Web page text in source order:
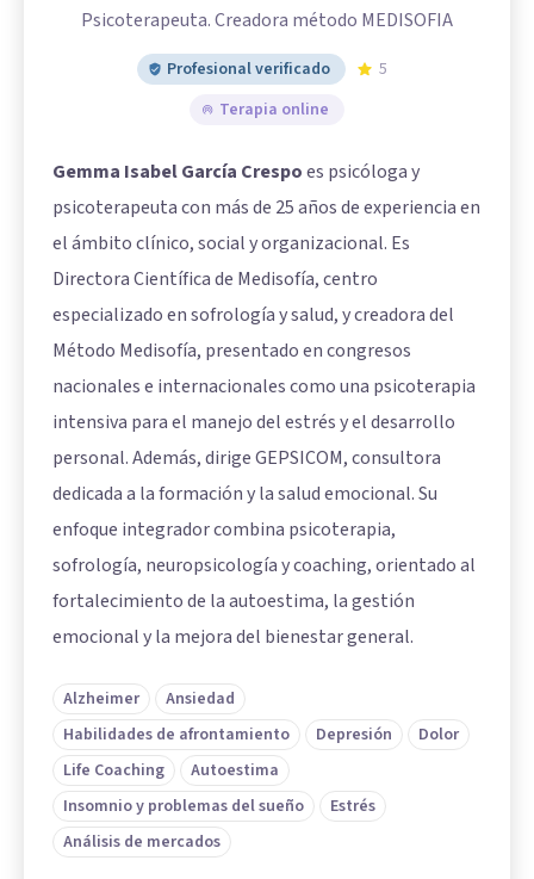
Psicoterapeuta. Creadora método MEDISOFIA
Profesional verificado
5
Terapia online
Gemma Isabel García Crespoes psicóloga y
psicoterapeuta con más de 25 años de experiencia en
el ámbito clínico, social y organizacional. Es
Directora Científica de Medisofía, centro
especializado en sofrología y salud, y creadora del
Método Medisofía, presentado en congresos
nacionales e internacionales como una psicoterapia
intensiva para el manejo del estrés y el desarrollo
personal. Además, dirige GEPSICOM, consultora
dedicada a la formación y la salud emocional. Su
enfoque integrador combina psicoterapia,
sofrología, neuropsicología y coaching, orientado al
fortalecimiento de la autoestima, la gestión
emocional y la mejora del bienestar general.
Alzheimer
Ansiedad
Habilidades de afrontamiento
Depresión
Dolor
Life Coaching
Autoestima
Insomnio y problemas del sueño
Estrés
Análisis de mercados